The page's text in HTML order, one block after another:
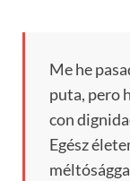
Me he
puta, pero
con
Egész